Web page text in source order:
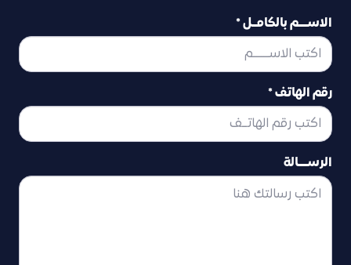
الاســــم بالكامــل *
رقم الهاتف *
الرســــالة